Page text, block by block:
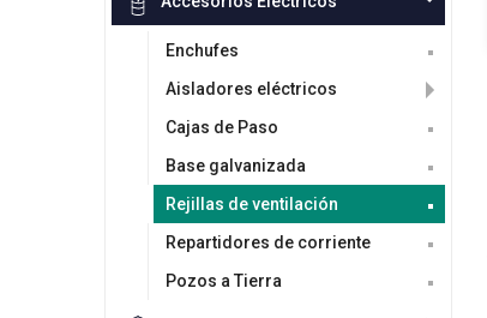
Enchufes
Aisladores eléctricos
Cajas de Paso
Base galvanizada
Rejillas de ventilación
Repartidores de corriente
Pozos a Tierra